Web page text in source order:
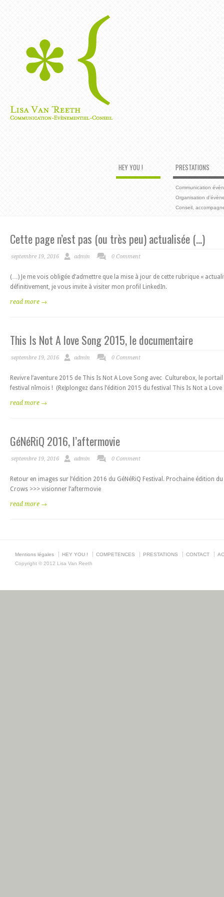
HEY YOU ! PRESTATIONS
Communication
Organisation
Conseil,
Cette page n’est pas (ou très peu) actualisée (…)
septembre 19, 2016 admin 0 Comment
(…) Je me vois obligée d’admettre que la mise à jour de cette rubrique «
définitivement, je vous invite à visiter mon profil LinkedIn.
read more →
This Is Not A love Song 2015, le documentaire
septembre 19, 2016 admin 0 Comment
Revivre l’aventure 2015 de This Is Not A Love Song avec Culturebox, le
festival nîmois ! (Re)plongez dans l’édition 2015 du festival This Is Not a
read more →
GéNéRiQ 2016, l’aftermovie
septembre 19, 2016 admin 0 Comment
Retour en images sur l’édition 2016 du GéNéRiQ Festival. Prochaine édition
Crows >>> visionner l’aftermovie
read more →
Mentions légales HEY YOU ! COMPETENCES PRESTATIONS CONTACT
Copyright © 2012 Lisa Van Reeth